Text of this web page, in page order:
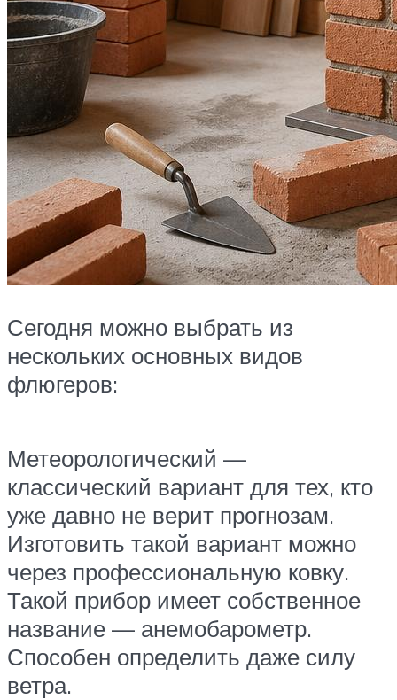
Сегодня можно выбрать из
нескольких основных видов
флюгеров:
Метеорологический —
классический вариант для тех, кто
уже давно не верит прогнозам.
Изготовить такой вариант можно
через профессиональную ковку.
Такой прибор имеет собственное
название — анемобарометр.
Способен определить даже силу
ветра.